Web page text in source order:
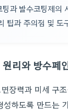
과 발수코팅제의
팁과 주의점 및 도
리와 방수페
장력과 미세 구
성하도록 만드는